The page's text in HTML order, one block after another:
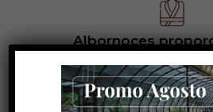
Albornoces
Cunas